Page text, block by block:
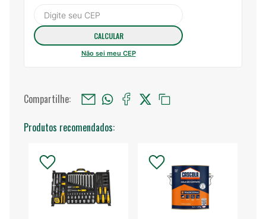
Não sei meu CEP
Compartilhe:
Produtos recomendados: